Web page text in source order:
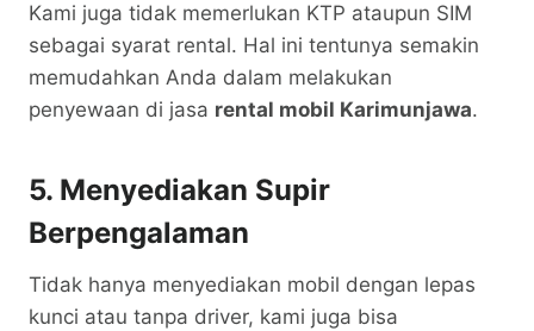
Kami juga tidak memerlukan KTP ataupun SIM
sebagai syarat rental. Hal ini tentunya semakin
memudahkan Anda dalam melakukan
penyewaan di jasa rental mobil Karimunjawa.
5. Menyediakan Supir
Berpengalaman
Tidak hanya menyediakan mobil dengan lepas
kunci atau tanpa driver, kami juga bisa